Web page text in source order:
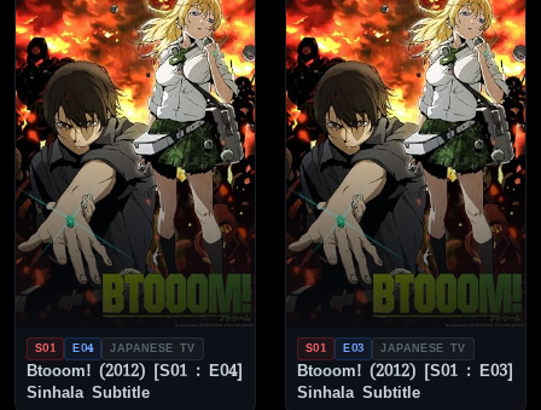
S01 E04 JAPANESE TV
Btooom! (2012) [S01 : E04]
Sinhala Subtitle
S01 E03 JAPANESE TV
Btooom! (2012) [S01 : E03]
Sinhala Subtitle